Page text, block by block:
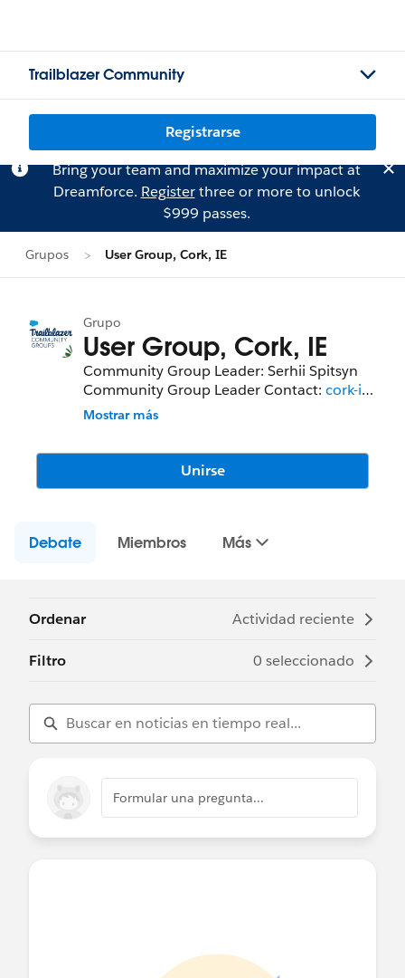
Trailblazer Community
Registrarse
Bring your team and maximize your impact at
Dreamforce. Registerthree or more to unlock
$999 passes.
Grupos User Group, Cork, IE
Grupo
User Group, Cork, IE
Community Group Leader: Serhii Spitsyn
Community Group Leader Contact: cork-ie-
user@trailblazercgl.com
alesforce-user-group-cork-ireland
Mostrar más
Unirse
Debate Miembros Más
Ordenar Actividad reciente
Filtro 0 seleccionado
Formular una pregunta...